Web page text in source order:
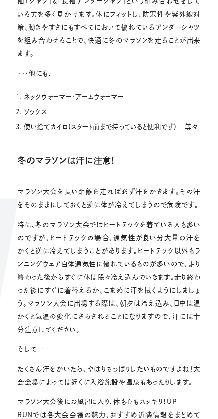
いる方を多く見かけます。体にフィットし、防寒性や紫外線対
策、動きやすさにもすべてにおいて優れているアンダーシャツ
を組み合わせることで、快適に冬のマラソンを走ることが出来
ます。
・・・他にも、
ネックウォーマー・アームウォーマー
ソックス
使い捨てカイロ(スタート前まで持っていると便利です) 等々
冬のマラソンは汗に注意！
マラソン大会を長い距離を走れば必ず汗をかきます。その汗
をそのままにしておくと逆に体が冷えてしまうので危険です。
特に、冬のマラソン大会ではヒートテックを着ている人も多い
のですが、ヒートテックの場合、通気性が良い分大量の汗を
かくと逆に冷えてしまうことがあります。ヒートテック以外もラ
ンニングウェア自体通気性に優れているものが多いので、走り
終わった後からすぐに体は段々冷え込んでいきます。走り終わ
った後にすぐに着替えるか、こまめに汗を拭くようにしましょ
う。マラソン大会に出場する際は、朝夕は冷え込み、日中は温
かくと気温の変化にさらされることになりますので、汗には十
分注意してください。
そして・・・
たくさん汗をかいたら、やはりさっぱりしたいものですよね！大
会会場によっては近くに入浴施設や温泉もあったりします。
マラソン大会後にお風呂に入り、体も心もスッキリ！UP
RUNでは各大会会場の魅力、おすすめ近隣情報をまとめて